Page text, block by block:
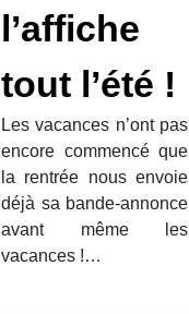
l’affiche
tout l’été !
Les vacances n’ont pas
encore commencé que
la rentrée nous envoie
déjà sa bande-annonce
avant même les
vacances !…